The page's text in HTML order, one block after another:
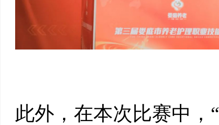
此外，在本次比赛中，